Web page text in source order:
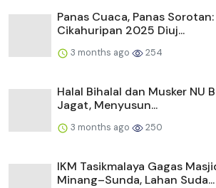
Panas Cuaca, Panas Sorotan:
Cikahuripan 2025 Diuj...
3 months ago 254
Halal Bihalal dan Musker NU
Jagat, Menyusun...
3 months ago 250
IKM Tasikmalaya Gagas
Minang–Sunda, Lahan Suda...